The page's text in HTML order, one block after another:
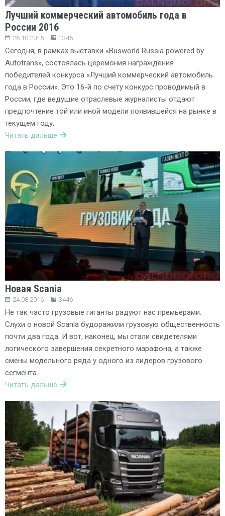
Лучший коммерческий автомобиль года в
России 2016
26.10.2016 1346
Сегодня, в рамках выставки «Busworld Russia powered by
Autotrans», состоялась церемония награждения
победителей конкурса «Лучший коммерческий автомобиль
года в России». Это 16-й по счету конкурс проводимый в
России, где ведущие отраслевые журналисты отдают
предпочтение той или иной модели появившейся на рынке в
текущем году.
Читать дальше
Новая Scania
24.08.2016 3446
Не так часто грузовые гиганты радуют нас премьерами.
Слухи о новой Scania будоражили грузовую общественность
почти два года. И вот, наконец, мы стали свидетелями
логического завершения секретного марафона, а также
смены модельного ряда у одного из лидеров грузового
сегмента.
Читать дальше